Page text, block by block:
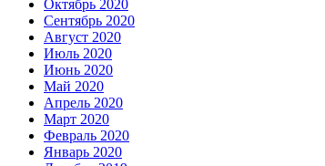
Октябрь 2020
Сентябрь 2020
Август 2020
Июль 2020
Июнь 2020
Май 2020
Апрель 2020
Март 2020
Февраль 2020
Январь 2020